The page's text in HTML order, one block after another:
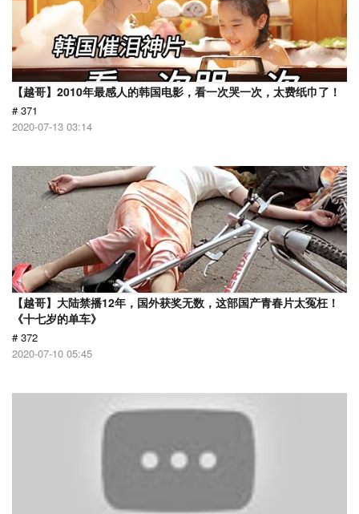
【越哥】2010年最感人的韩国电影，看一次哭一次，太费纸巾了！
# 371
2020-07-13 03:14
【越哥】大陆禁播12年，国外获奖无数，这部国产青春片太冤枉！
《十七岁的单车》
# 372
2020-07-10 05:45